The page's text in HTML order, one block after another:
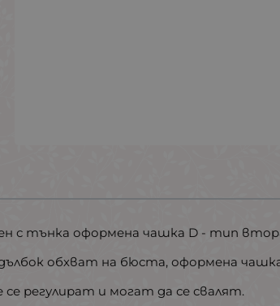
с тънка оформена чашка D - тип
обхват на бюста, оформена чашка
регулират и могат да се свалят.